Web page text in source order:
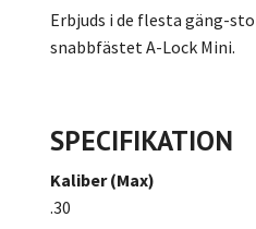
Erbjuds i de flesta gäng-
snabbfästet A-Lock Mini.
SPECIFIKATION
Kaliber (Max)
.30